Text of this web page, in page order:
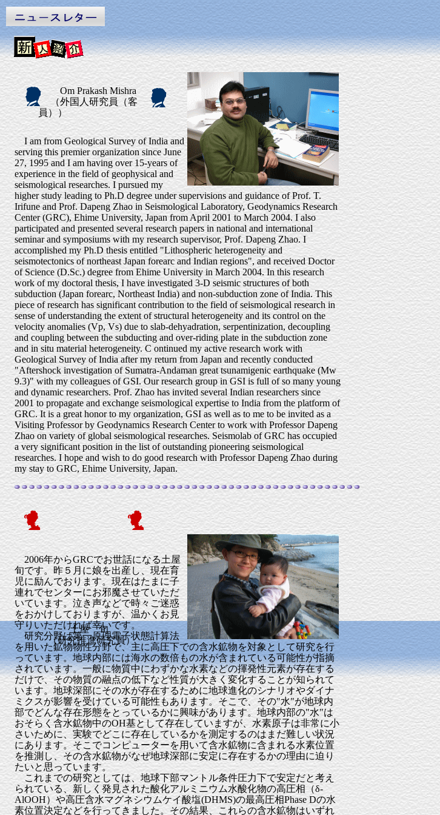
I am from Geological Survey of India and
serving this premier organization since June
27, 1995 and I am having over 15-years of
experience in the field of geophysical and
seismological researches. I pursued my
higher study leading to Ph.D degree under supervisions and guidance of Prof. T.
Irifune and Prof. Dapeng Zhao in Seismological Laboratory, Geodynamics Research
Center (GRC), Ehime University, Japan from April 2001 to March 2004. I also
participated and presented several research papers in national and international
seminar and symposiums with my research supervisor, Prof. Dapeng Zhao. I
accomplished my Ph.D thesis entitled "Lithospheric heterogeneity and
seismotectonics of northeast Japan forearc and Indian regions", and received Doctor
of Science (D.Sc.) degree from Ehime University in March 2004. In this research
work of my doctoral thesis, I have investigated 3-D seismic structures of both
subduction (Japan forearc, Northeast India) and non-subduction zone of India. This
piece of research has significant contribution to the field of seismological research in
sense of understanding the extent of structural heterogeneity and its control on the
velocity anomalies (Vp, Vs) due to slab-dehyadration, serpentinization, decoupling
and coupling between the subducting and over-riding plate in the subduction zone
and in situ material heterogeneity. C ontinued my active research work with
Geological Survey of India after my return from Japan and recently conducted
"Aftershock investigation of Sumatra-Andaman great tsunamigenic earthquake (Mw
9.3)" with my colleagues of GSI. Our research group in GSI is full of so many young
and dynamic researchers. Prof. Zhao has invited several Indian researchers since
2001 to propagate and exchange seismological expertise to India from the platform of
GRC. It is a great honor to my organization, GSI as well as to me to be invited as a
Visiting Professor by Geodynamics Research Center to work with Professor Dapeng
Zhao on variety of global seismological researches. Seismolab of GRC has occupied
a very significant position in the list of outstanding pioneering seismological
researches. I hope and wish to do good research with Professor Dapeng Zhao during
my stay to GRC, Ehime University, Japan.
2006年からGRCでお世話になる土屋
旬です。昨５月に娘を出産し、現在育
児に励んでおります。現在はたまに子
連れでセンターにお邪魔させていただ
いています。泣き声などで時々ご迷惑
をおかけしておりますが、温かくお見
守りいただければ幸いです。
研究分野は第一原理電子状態計算法
を用いた鉱物物性分野で、主に高圧下での含水鉱物を対象として研究を行
っています。地球内部には海水の数倍もの水が含まれている可能性が指摘
されています。一般に物質中にわずかな水素などの揮発性元素が存在する
だけで、その物質の融点の低下など性質が大きく変化することが知られて
います。地球深部にその水が存在するために地球進化のシナリオやダイナ
ミクスが影響を受けている可能性もあります。そこで、その"水"が地球内
部でどんな存在形態をとっているかに興味があります。地球内部の"水"は
おそらく含水鉱物中のOH基として存在していますが、水素原子は非常に小
さいために、実験でどこに存在しているかを測定するのはまだ難しい状況
にあります。そこでコンピューターを用いて含水鉱物に含まれる水素位置
を推測し、その含水鉱物がなぜ地球深部に安定に存在するかの理由に迫り
たいと思っています。
これまでの研究としては、地球下部マントル条件圧力下で安定だと考え
られている、新しく発見された酸化アルミニウム水酸化物の高圧相（δ-
AlOOH）や高圧含水マグネシウムケイ酸塩(DHMS)の最高圧相Phase Dの水
素位置決定などを行ってきました。その結果、これらの含水鉱物はいずれ
Om Prakash Mishra
（外国人研究員（客
員））
土屋 旬
（研究推進研究員）